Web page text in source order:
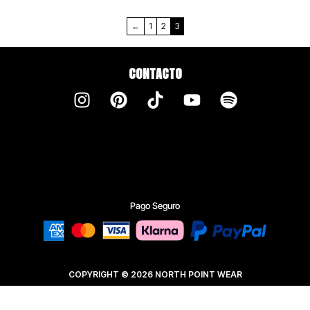
ESPECIFICACIONES DE
naturales seleccionados por
su resistencia al desgaste
urbano.
← 1 2 3
CONTACTO
Pago Seguro
COPYRIGHT © 2026 NORTH POINT WEAR